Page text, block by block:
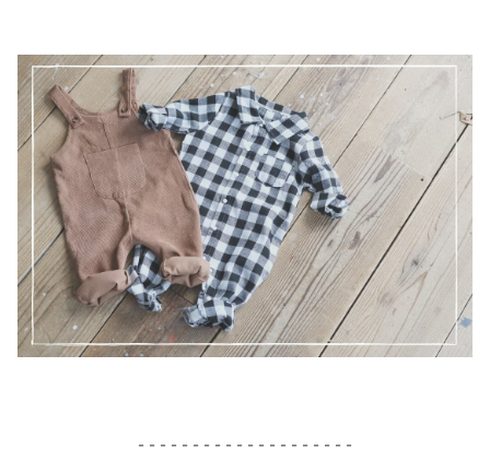
- - - - - - - - - - - - - - - - - - - -